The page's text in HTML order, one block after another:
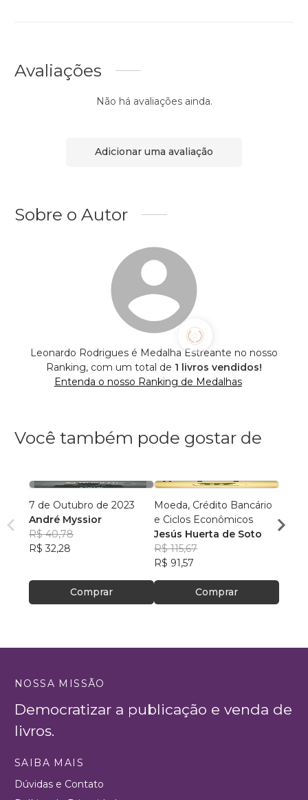
Avaliações
Não há avaliações ainda.
Adicionar uma avaliação
Sobre o Autor
Leonardo Rodrigues é Medalha Estreante no nosso
Ranking, com um total de 1 livros vendidos!
Entenda o nosso Ranking de Medalhas
Você também pode gostar de
7 de Outubro de 2023
André Myssior
R$ 40,78
R$ 32,28
Comprar
Moeda, Crédito Bancário
e Ciclos Econômicos
Jesús Huerta de Soto
R$ 115,67
R$ 91,57
Comprar
R$
NOSSA MISSÃO
Democratizar a publicação e venda de
livros.
SAIBA MAIS
Dúvidas e Contato